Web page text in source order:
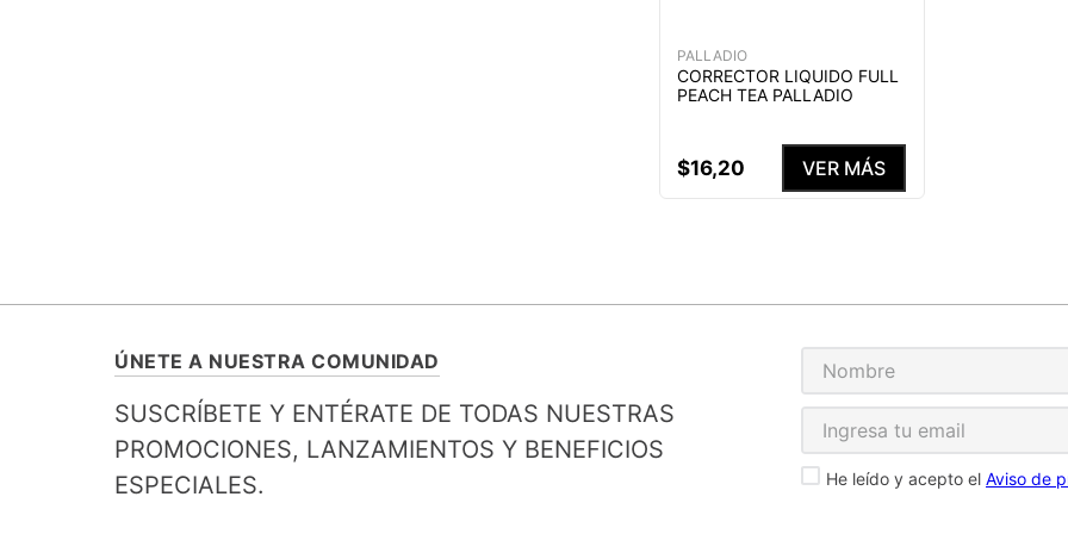
PALLADIO
CORRECTOR LIQUIDO FULL
PEACH TEA PALLADIO
$16,20 VER MÁS
ÚNETE A NUESTRA COMUNIDAD
SUSCRÍBETE Y ENTÉRATE DE TODAS NUESTRAS
PROMOCIONES, LANZAMIENTOS Y BENEFICIOS
ESPECIALES.
He leído y acepto el Aviso de